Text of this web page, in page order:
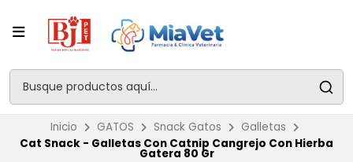
Inicio GATOS Snack Gatos
Galletas
Cat Snack - Galletas Con Catnip Cangrejo Con Hierba
Gatera 80 Gr